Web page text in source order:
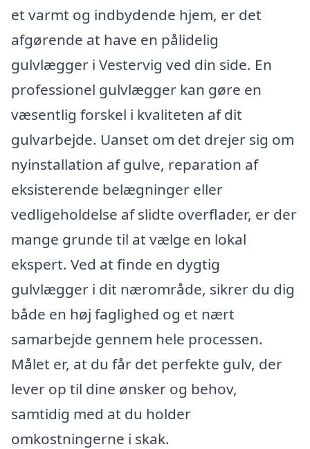
et varmt og indbydende hjem, er det
afgørende at have en pålidelig
gulvlægger i Vestervig ved din side. En
professionel gulvlægger kan gøre en
væsentlig forskel i kvaliteten af dit
gulvarbejde. Uanset om det drejer sig om
nyinstallation af gulve, reparation af
eksisterende belægninger eller
vedligeholdelse af slidte overflader, er der
mange grunde til at vælge en lokal
ekspert. Ved at finde en dygtig
gulvlægger i dit nærområde, sikrer du dig
både en høj faglighed og et nært
samarbejde gennem hele processen.
Målet er, at du får det perfekte gulv, der
lever op til dine ønsker og behov,
samtidig med at du holder
omkostningerne i skak.